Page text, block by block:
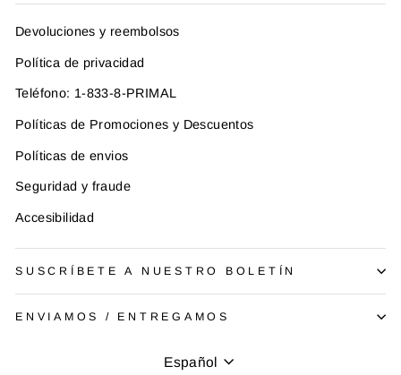
Devoluciones y reembolsos
Política de privacidad
Teléfono: 1-833-8-PRIMAL
Políticas de Promociones y Descuentos
Políticas de envios
Seguridad y fraude
Accesibilidad
SUSCRÍBETE A NUESTRO BOLETÍN
ENVIAMOS / ENTREGAMOS
Idioma
Español